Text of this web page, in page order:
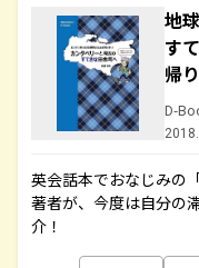
地
す
帰
D-
英会話本でおなじみの
著者が、今度は自分の
介！